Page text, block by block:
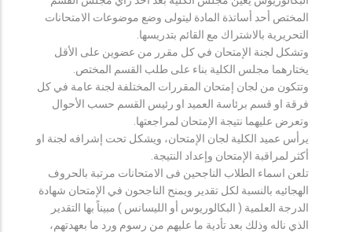
المختص أحد أساتذة المادة ليتولى وضع موضوعات الامتحانات
التحريرية بالاشتراك مع القائم بتدريسها.
وتشكل لجنة الإمتحان في كل مقرر من عضوين على الأقل
يختارهما مجلس الكلية بناء على طلب القسم المختص.
وتتكون من لجان إمتحان المقررات المختلفة لجنة عامة في كل
فرقة او قسم برئاسة العميد او رئيس القسم حسب الأحوال
وتعرض عليهما نتيجة الإمتحان لمراجعتها.
يرأس عميد الكلية لجان الإمتحان، ويشكل تحت إشرافه لجنة او
أكثر لمراقبة الإمتحان وإعداد النتيجة.
تلعن اسماء الطلاب الناجحين فى الامتحانات مرتبة بالحروف
الهجائيه بالنسبة لكل تقدير ويمنح الناجحون في الإمتحان شهادة
الدرجة العلمية ( البكالوريوس أو الليسانس ) مبيناً بها التقدير
الذي ناله وذلك بعد تأدية ما عليهم من رسوم ورد ما بعهدتهم،